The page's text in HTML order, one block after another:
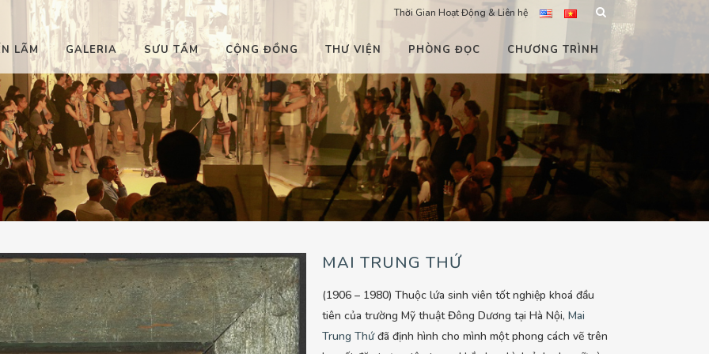
Thời Gian Hoạt Động & Liên hệ
LÃM GALERIA SƯU TẦM CỘNG ĐỒNG THƯ VIỆN PHÒNG ĐỌC CHƯƠNG TRÌNH
MAI TRUNG THỨ
(1906 – 1980) Thuộc lứa sinh viên tốt nghiệp khoá đầu
tiên của trường Mỹ thuật Đông Dương tại Hà Nội,Mai
Trung Thứđã định hình cho mình một phong cách vẽ trên